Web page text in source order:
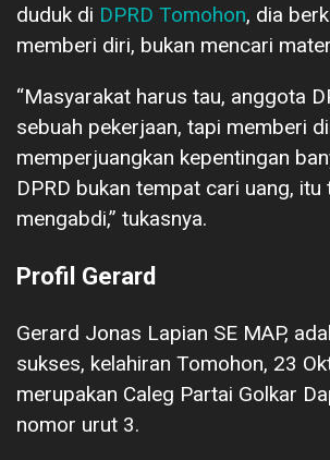
duduk di DPRD Tomohon, dia
memberi diri, bukan mencari
“Masyarakat harus tau, anggota
sebuah pekerjaan, tapi memberi
memperjuangkan kepentingan
DPRD bukan tempat cari uang, itu
mengabdi,” tukasnya.
Profil Gerard
Gerard Jonas Lapian SE MAP,
sukses, kelahiran Tomohon, 23
merupakan Caleg Partai Golkar
nomor urut 3.